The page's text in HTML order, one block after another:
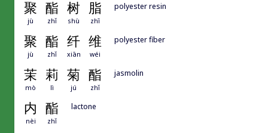
聚 酯 树 脂
jù zhǐ shù zhī
polyester resin
聚 酯 纤 维
jù zhǐ xiān wéi
polyester fiber
茉 莉 菊 酯
mò lì jú zhǐ
jasmolin
内 酯
nèi zhǐ
lactone